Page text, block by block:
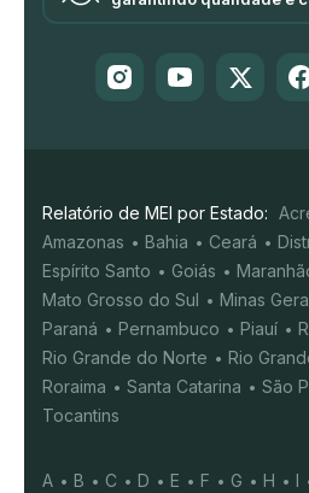
Relatório de MEI por Estado:
Amazonas
Bahia Ceará
Espírito Santo
Goiás
Mato Grosso do Sul
Minas
Paraná
Pernambuco Piauí
Rio Grande do Norte
Rio
Roraima
Santa Catarina São
Tocantins
A B C D E F G H I